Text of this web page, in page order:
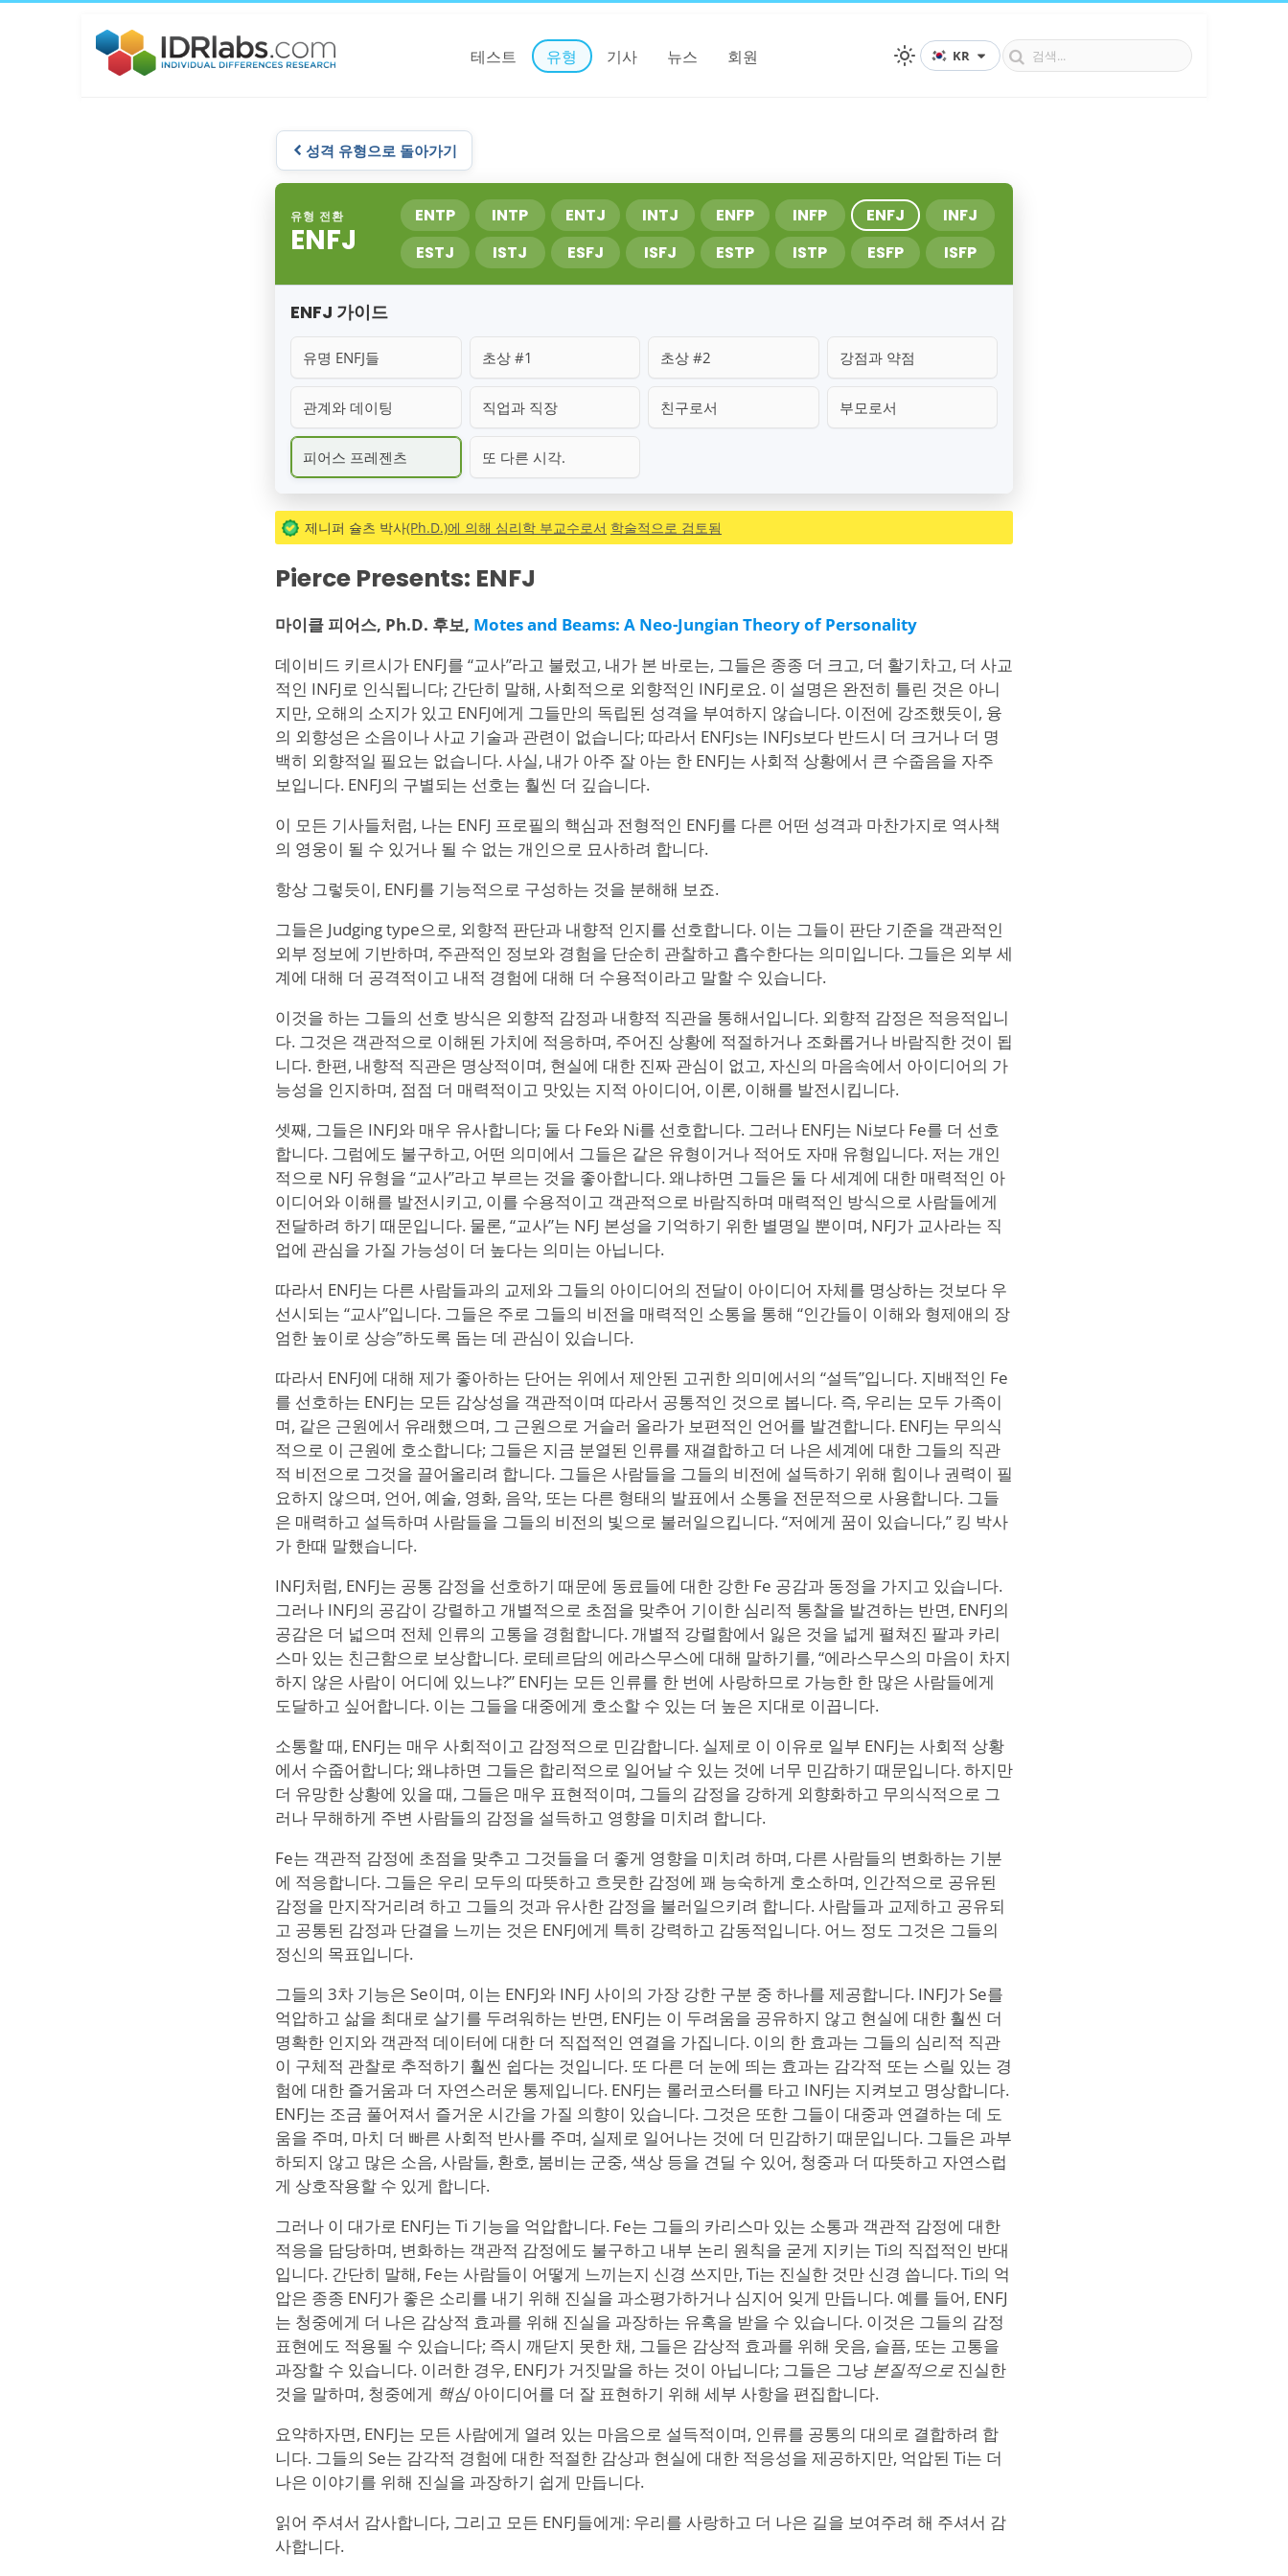
테스트 유형 기사 뉴스 회원 KR
성격 유형으로 돌아가기
유형 전환
ENFJ
ENTP INTP ENTJ INTJ ENFP INFP ENFJ
INFJ
ESTJ
ISTJ ESFJ ISFJ ESTP ISTP ESFP ISFP
ENFJ 가이드
유명 ENFJ들 초상 #1 초상 #2 강점과 약점
관계와 데이팅 직업과 직장 친구로서 부모로서
피어스 프레젠츠 또 다른 시각.
제니퍼 슐츠 박사(Ph.D.)에 의해 심리학 부교수로서 학술적으로 검토됨
Pierce Presents: ENFJ
마이클 피어스, Ph.D. 후보, Motes and Beams: A Neo-Jungian Theory of Personality
데이비드 키르시가 ENFJ를 “교사”라고 불렀고, 내가 본 바로는, 그들은 종종 더 크고, 더 활기차고, 더 사교
적인 INFJ로 인식됩니다; 간단히 말해, 사회적으로 외향적인 INFJ로요. 이 설명은 완전히 틀린 것은 아니
지만, 오해의 소지가 있고 ENFJ에게 그들만의 독립된 성격을 부여하지 않습니다. 이전에 강조했듯이, 융
의 외향성은 소음이나 사교 기술과 관련이 없습니다; 따라서 ENFJs는 INFJs보다 반드시 더 크거나 더 명
백히 외향적일 필요는 없습니다. 사실, 내가 아주 잘 아는 한 ENFJ는 사회적 상황에서 큰 수줍음을 자주
보입니다. ENFJ의 구별되는 선호는 훨씬 더 깊습니다.
이 모든 기사들처럼, 나는 ENFJ 프로필의 핵심과 전형적인 ENFJ를 다른 어떤 성격과 마찬가지로 역사책
의 영웅이 될 수 있거나 될 수 없는 개인으로 묘사하려 합니다.
항상 그렇듯이, ENFJ를 기능적으로 구성하는 것을 분해해 보죠.
그들은 Judging type으로, 외향적 판단과 내향적 인지를 선호합니다. 이는 그들이 판단 기준을 객관적인
외부 정보에 기반하며, 주관적인 정보와 경험을 단순히 관찰하고 흡수한다는 의미입니다. 그들은 외부 세
계에 대해 더 공격적이고 내적 경험에 대해 더 수용적이라고 말할 수 있습니다.
이것을 하는 그들의 선호 방식은 외향적 감정과 내향적 직관을 통해서입니다. 외향적 감정은 적응적입니
다. 그것은 객관적으로 이해된 가치에 적응하며, 주어진 상황에 적절하거나 조화롭거나 바람직한 것이 됩
니다. 한편, 내향적 직관은 명상적이며, 현실에 대한 진짜 관심이 없고, 자신의 마음속에서 아이디어의 가
능성을 인지하며, 점점 더 매력적이고 맛있는 지적 아이디어, 이론, 이해를 발전시킵니다.
셋째, 그들은 INFJ와 매우 유사합니다; 둘 다 Fe와 Ni를 선호합니다. 그러나 ENFJ는 Ni보다 Fe를 더 선호
합니다. 그럼에도 불구하고, 어떤 의미에서 그들은 같은 유형이거나 적어도 자매 유형입니다. 저는 개인
적으로 NFJ 유형을 “교사”라고 부르는 것을 좋아합니다. 왜냐하면 그들은 둘 다 세계에 대한 매력적인 아
이디어와 이해를 발전시키고, 이를 수용적이고 객관적으로 바람직하며 매력적인 방식으로 사람들에게
전달하려 하기 때문입니다. 물론, “교사”는 NFJ 본성을 기억하기 위한 별명일 뿐이며, NFJ가 교사라는 직
업에 관심을 가질 가능성이 더 높다는 의미는 아닙니다.
따라서 ENFJ는 다른 사람들과의 교제와 그들의 아이디어의 전달이 아이디어 자체를 명상하는 것보다 우
선시되는 “교사”입니다. 그들은 주로 그들의 비전을 매력적인 소통을 통해 “인간들이 이해와 형제애의 장
엄한 높이로 상승”하도록 돕는 데 관심이 있습니다.
따라서 ENFJ에 대해 제가 좋아하는 단어는 위에서 제안된 고귀한 의미에서의 “설득”입니다. 지배적인 Fe
를 선호하는 ENFJ는 모든 감상성을 객관적이며 따라서 공통적인 것으로 봅니다. 즉, 우리는 모두 가족이
며, 같은 근원에서 유래했으며, 그 근원으로 거슬러 올라가 보편적인 언어를 발견합니다. ENFJ는 무의식
적으로 이 근원에 호소합니다; 그들은 지금 분열된 인류를 재결합하고 더 나은 세계에 대한 그들의 직관
적 비전으로 그것을 끌어올리려 합니다. 그들은 사람들을 그들의 비전에 설득하기 위해 힘이나 권력이 필
요하지 않으며, 언어, 예술, 영화, 음악, 또는 다른 형태의 발표에서 소통을 전문적으로 사용합니다. 그들
은 매력하고 설득하며 사람들을 그들의 비전의 빛으로 불러일으킵니다. “저에게 꿈이 있습니다,” 킹 박사
가 한때 말했습니다.
INFJ처럼, ENFJ는 공통 감정을 선호하기 때문에 동료들에 대한 강한 Fe 공감과 동정을 가지고 있습니다.
그러나 INFJ의 공감이 강렬하고 개별적으로 초점을 맞추어 기이한 심리적 통찰을 발견하는 반면, ENFJ의
공감은 더 넓으며 전체 인류의 고통을 경험합니다. 개별적 강렬함에서 잃은 것을 넓게 펼쳐진 팔과 카리
스마 있는 친근함으로 보상합니다. 로테르담의 에라스무스에 대해 말하기를, “에라스무스의 마음이 차지
하지 않은 사람이 어디에 있느냐?” ENFJ는 모든 인류를 한 번에 사랑하므로 가능한 한 많은 사람들에게
도달하고 싶어합니다. 이는 그들을 대중에게 호소할 수 있는 더 높은 지대로 이끕니다.
소통할 때, ENFJ는 매우 사회적이고 감정적으로 민감합니다. 실제로 이 이유로 일부 ENFJ는 사회적 상황
에서 수줍어합니다; 왜냐하면 그들은 합리적으로 일어날 수 있는 것에 너무 민감하기 때문입니다. 하지만
더 유망한 상황에 있을 때, 그들은 매우 표현적이며, 그들의 감정을 강하게 외향화하고 무의식적으로 그
러나 무해하게 주변 사람들의 감정을 설득하고 영향을 미치려 합니다.
Fe는 객관적 감정에 초점을 맞추고 그것들을 더 좋게 영향을 미치려 하며, 다른 사람들의 변화하는 기분
에 적응합니다. 그들은 우리 모두의 따뜻하고 흐뭇한 감정에 꽤 능숙하게 호소하며, 인간적으로 공유된
감정을 만지작거리려 하고 그들의 것과 유사한 감정을 불러일으키려 합니다. 사람들과 교제하고 공유되
고 공통된 감정과 단결을 느끼는 것은 ENFJ에게 특히 강력하고 감동적입니다. 어느 정도 그것은 그들의
정신의 목표입니다.
그들의 3차 기능은 Se이며, 이는 ENFJ와 INFJ 사이의 가장 강한 구분 중 하나를 제공합니다. INFJ가 Se를
억압하고 삶을 최대로 살기를 두려워하는 반면, ENFJ는 이 두려움을 공유하지 않고 현실에 대한 훨씬 더
명확한 인지와 객관적 데이터에 대한 더 직접적인 연결을 가집니다. 이의 한 효과는 그들의 심리적 직관
이 구체적 관찰로 추적하기 훨씬 쉽다는 것입니다. 또 다른 더 눈에 띄는 효과는 감각적 또는 스릴 있는 경
험에 대한 즐거움과 더 자연스러운 통제입니다. ENFJ는 롤러코스터를 타고 INFJ는 지켜보고 명상합니다.
ENFJ는 조금 풀어져서 즐거운 시간을 가질 의향이 있습니다. 그것은 또한 그들이 대중과 연결하는 데 도
움을 주며, 마치 더 빠른 사회적 반사를 주며, 실제로 일어나는 것에 더 민감하기 때문입니다. 그들은 과부
하되지 않고 많은 소음, 사람들, 환호, 붐비는 군중, 색상 등을 견딜 수 있어, 청중과 더 따뜻하고 자연스럽
게 상호작용할 수 있게 합니다.
그러나 이 대가로 ENFJ는 Ti 기능을 억압합니다. Fe는 그들의 카리스마 있는 소통과 객관적 감정에 대한
적응을 담당하며, 변화하는 객관적 감정에도 불구하고 내부 논리 원칙을 굳게 지키는 Ti의 직접적인 반대
입니다. 간단히 말해, Fe는 사람들이 어떻게 느끼는지 신경 쓰지만, Ti는 진실한 것만 신경 씁니다. Ti의 억
압은 종종 ENFJ가 좋은 소리를 내기 위해 진실을 과소평가하거나 심지어 잊게 만듭니다. 예를 들어, ENFJ
는 청중에게 더 나은 감상적 효과를 위해 진실을 과장하는 유혹을 받을 수 있습니다. 이것은 그들의 감정
표현에도 적용될 수 있습니다; 즉시 깨닫지 못한 채, 그들은 감상적 효과를 위해 웃음, 슬픔, 또는 고통을
과장할 수 있습니다. 이러한 경우, ENFJ가 거짓말을 하는 것이 아닙니다; 그들은 그냥 본질적으로 진실한
것을 말하며, 청중에게 핵심 아이디어를 더 잘 표현하기 위해 세부 사항을 편집합니다.
요약하자면, ENFJ는 모든 사람에게 열려 있는 마음으로 설득적이며, 인류를 공통의 대의로 결합하려 합
니다. 그들의 Se는 감각적 경험에 대한 적절한 감상과 현실에 대한 적응성을 제공하지만, 억압된 Ti는 더
나은 이야기를 위해 진실을 과장하기 쉽게 만듭니다.
읽어 주셔서 감사합니다, 그리고 모든 ENFJ들에게: 우리를 사랑하고 더 나은 길을 보여주려 해 주셔서 감
사합니다.